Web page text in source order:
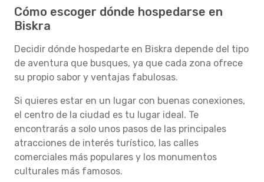
Cómo escoger dónde hospedarse en
Biskra
Decidir dónde hospedarte en Biskra depende del tipo
de aventura que busques, ya que cada zona ofrece
su propio sabor y ventajas fabulosas.
Si quieres estar en un lugar con buenas conexiones,
el centro de la ciudad es tu lugar ideal. Te
encontrarás a solo unos pasos de las principales
atracciones de interés turístico, las calles
comerciales más populares y los monumentos
culturales más famosos.